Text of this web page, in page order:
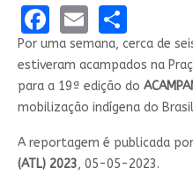
Facebook
EmailShare
Por uma semana, cerca de
estiveram acampados na
para a 19ª edição do
mobilização indígena do
A reportagem é publicada por
(ATL) 2023, 05-05-2023.